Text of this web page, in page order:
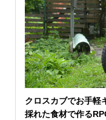
クロスカブでお手軽
採れた食材で作る